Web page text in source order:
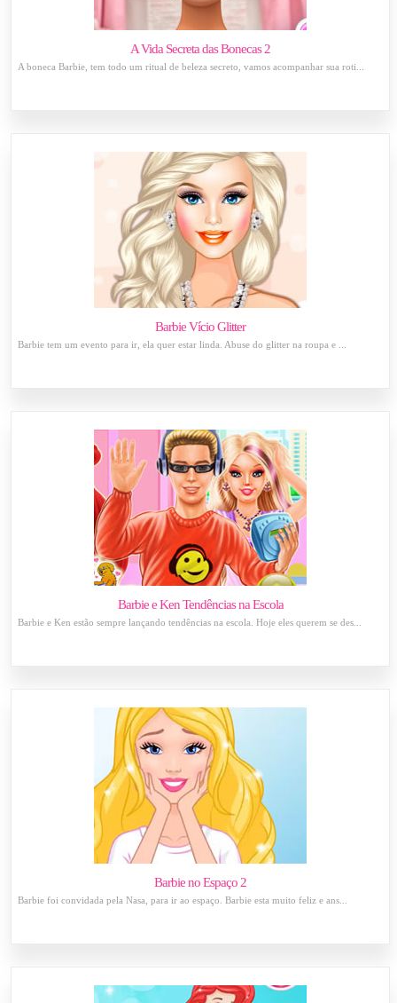
A Vida Secreta das Bonecas 2
A boneca Barbie, tem todo um ritual de beleza secreto, vamos acompanhar sua roti...
Barbie Vício Glitter
Barbie tem um evento para ir, ela quer estar linda. Abuse do glitter na roupa e ...
Barbie e Ken Tendências na Escola
Barbie e Ken estão sempre lançando tendências na escola. Hoje eles querem se des...
Barbie no Espaço 2
Barbie foi convidada pela Nasa, para ir ao espaço. Barbie esta muito feliz e ans...